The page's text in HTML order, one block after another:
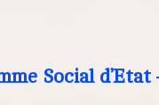
Social